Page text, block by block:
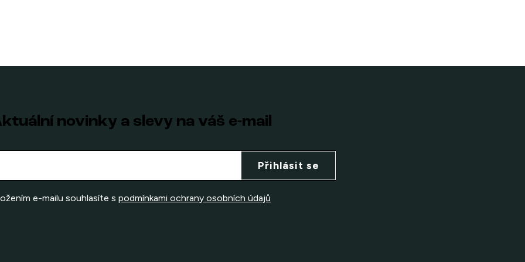
novinky a slevy na váš e-mail
e-mailu souhlasíte s podmínkami ochrany osobních údajů
Přihlásit se